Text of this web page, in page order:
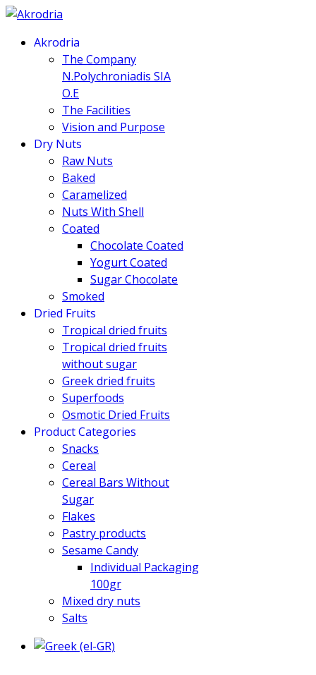
Akrodria
The Company
N.Polychroniadis SIA
O.E
The Facilities
Vision and Purpose
Dry Nuts
Raw Nuts
Baked
Caramelized
Nuts With Shell
Coated
Chocolate Coated
Yogurt Coated
Sugar Chocolate
Smoked
Dried Fruits
Tropical dried fruits
Tropical dried fruits
without sugar
Greek dried fruits
Superfoods
Osmotic Dried Fruits
Product Categories
Snacks
Cereal
Cereal Bars Without
Sugar
Flakes
Pastry products
Sesame Candy
Individual Packaging
100gr
Mixed dry nuts
Salts